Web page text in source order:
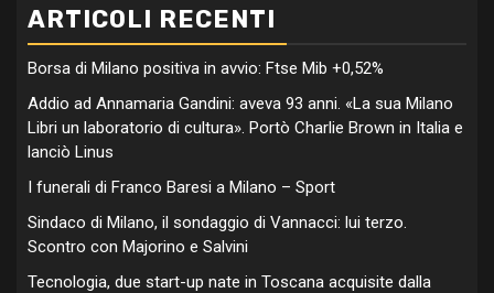
ARTICOLI RECENTI
Borsa di Milano positiva in avvio: Ftse Mib +0,52%
Addio ad Annamaria Gandini: aveva 93 anni. «La sua Milano
Libri un laboratorio di cultura». Portò Charlie Brown in Italia e
lanciò Linus
I funerali di Franco Baresi a Milano – Sport
Sindaco di Milano, il sondaggio di Vannacci: lui terzo.
Scontro con Majorino e Salvini
Tecnologia, due start-up nate in Toscana acquisite dalla